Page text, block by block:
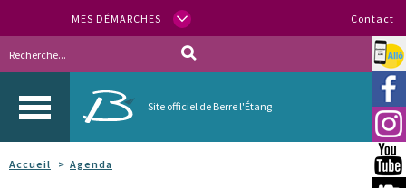
MES DÉMARCHES Contact
Site officiel de Berre l'Étang
Allo
Accueil Agenda